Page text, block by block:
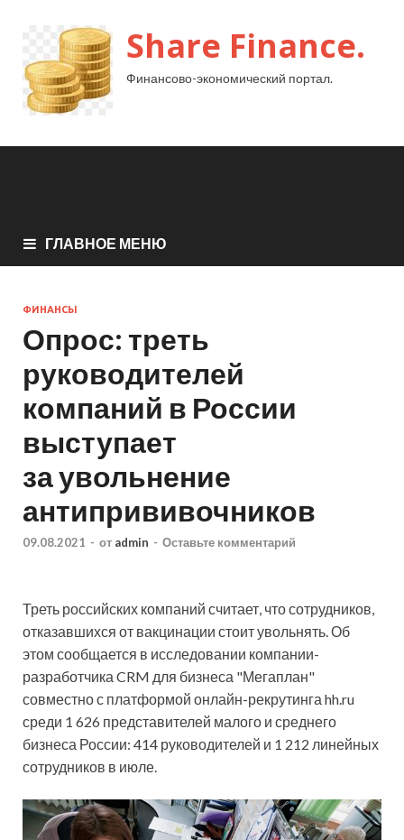
Share Finance.
Финансово-экономический портал.
ГЛАВНОЕ МЕНЮ
ФИНАНСЫ
Опрос: треть
руководителей
компаний в России
выступает
за увольнение
антипрививочников
09.08.2021 - от admin - Оставьте комментарий
Треть российских компаний считает, что сотрудников,
отказавшихся от вакцинации стоит увольнять. Об
этом сообщается в исследовании компании-
разработчика CRM для бизнеса "Мегаплан"
совместно с платформой онлайн-рекрутинга hh.ru
среди 1 626 представителей малого и среднего
бизнеса России: 414 руководителей и 1 212 линейных
сотрудников в июле.